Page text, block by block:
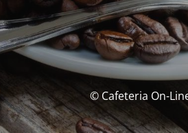
© Cafeteria On-